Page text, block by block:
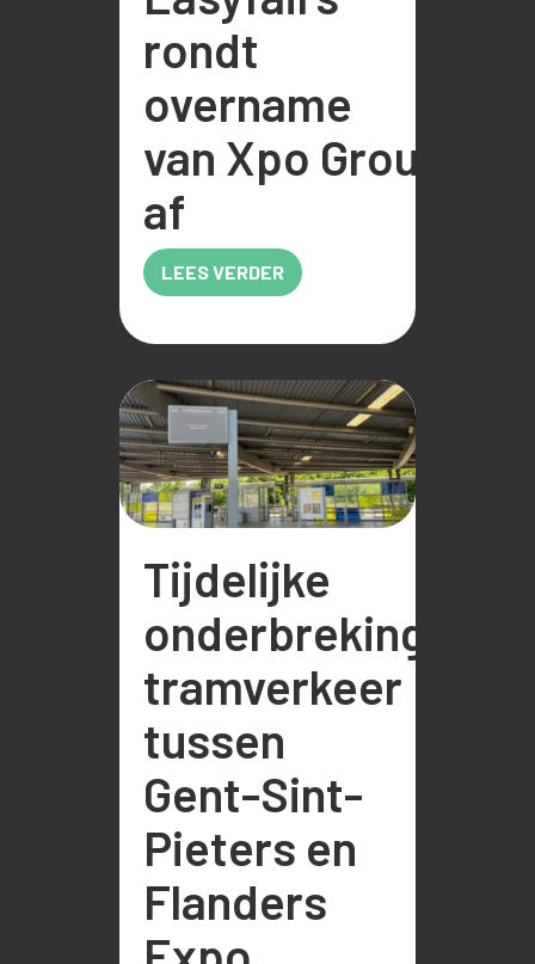
rondt
overname
van Xpo Group
af
LEES VERDER
Tijdelijke
onderbreking
tramverkeer
tussen
Gent-Sint-
Pieters en
Flanders